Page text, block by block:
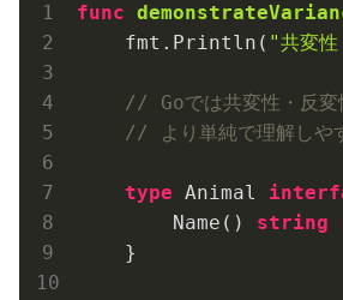
func
    fmt.Println(
"共変
// Goでは共変性・反変
// より単純で理解しや
type Animal
        Name()
string
    }